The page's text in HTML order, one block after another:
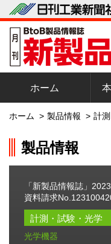
ホーム
ホーム > 製品情報 > 計
製品情報
「新製品情報誌」
資料請求
計測・試験・光学
光学機器